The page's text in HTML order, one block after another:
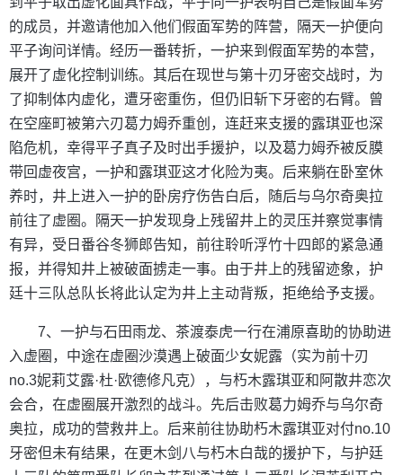
的成员，并邀请他加入他们假面军势的阵营，隔天一护便向
平子询问详情。经历一番转折，一护来到假面军势的本营，
展开了虚化控制训练。其后在现世与第十刃牙密交战时，为
了抑制体内虚化，遭牙密重伤，但仍旧斩下牙密的右臂。曾
在空座町被第六刃葛力姆乔重创，连赶来支援的露琪亚也深
陷危机，幸得平子真子及时出手援护，以及葛力姆乔被反膜
带回虚夜宫，一护和露琪亚这才化险为夷。后来躺在卧室休
养时，井上进入一护的卧房疗伤告白后，随后与乌尔奇奥拉
前往了虚圈。隔天一护发现身上残留井上的灵压并察觉事情
有异，受日番谷冬狮郎告知，前往聆听浮竹十四郎的紧急通
报，并得知井上被破面掳走一事。由于井上的残留迹象，护
廷十三队总队长将此认定为井上主动背叛，拒绝给予支援。
7、一护与石田雨龙、茶渡泰虎一行在浦原喜助的协助进
入虚圈，中途在虚圈沙漠遇上破面少女妮露（实为前十刃
no.3妮莉艾露·杜·欧德修凡克），与朽木露琪亚和阿散井恋次
会合，在虚圈展开激烈的战斗。先后击败葛力姆乔与乌尔奇
奥拉，成功的营救井上。后来前往协助朽木露琪亚对付no.10
牙密但未有结果，在更木剑八与朽木白哉的援护下，与护廷